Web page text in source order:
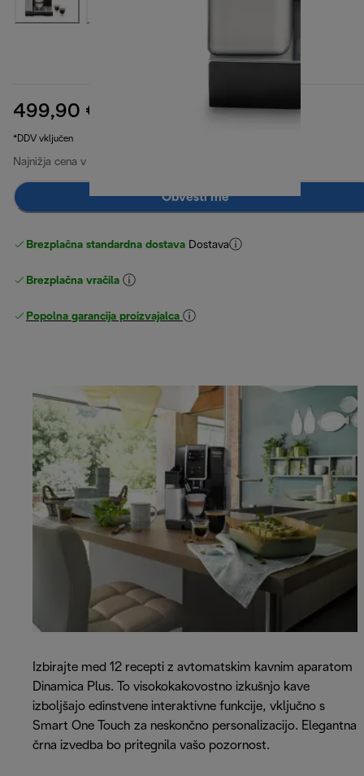
499,90 € izvirna cena 879,90 €
*DDV vključen
Najnižja cena v zadnjih 30 dneh
Obvesti me
Brezplačna standardna dostava Dostava
Brezplačna vračila
Popolna garancija proizvajalca
Izbirajte med 12 recepti z avtomatskim kavnim aparatom
Dinamica Plus. To visokokakovostno izkušnjo kave
izboljšajo edinstvene interaktivne funkcije, vključno s
Smart One Touch za neskončno personalizacijo. Elegantna
črna izvedba bo pritegnila vašo pozornost.